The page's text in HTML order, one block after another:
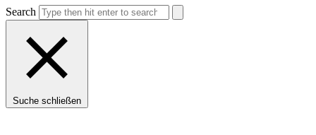
Search
Suche schließen